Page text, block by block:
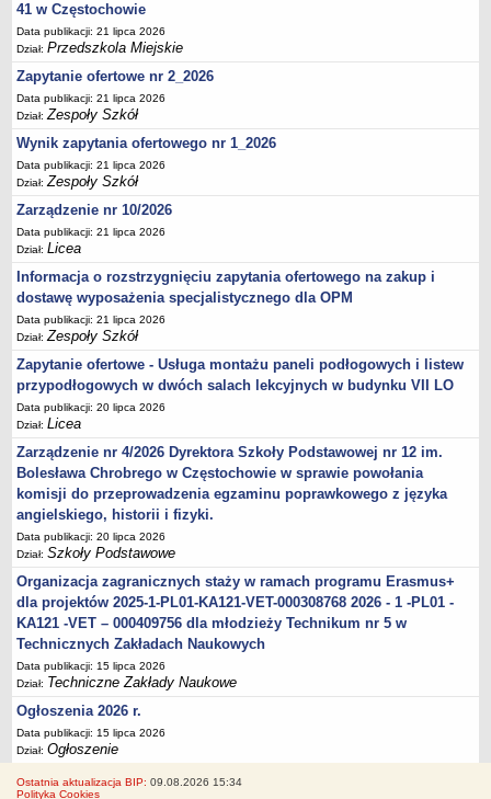
41 w Częstochowie
Data publikacji: 21 lipca 2026
Dział:Przedszkola Miejskie
Zapytanie ofertowe nr 2_2026
Data publikacji: 21 lipca 2026
Dział:Zespoły Szkół
Wynik zapytania ofertowego nr 1_2026
Data publikacji: 21 lipca 2026
Dział:Zespoły Szkół
Zarządzenie nr 10/2026
Data publikacji: 21 lipca 2026
Dział:Licea
Informacja o rozstrzygnięciu zapytania ofertowego na zakup i
dostawę wyposażenia specjalistycznego dla OPM
Data publikacji: 21 lipca 2026
Dział:Zespoły Szkół
Zapytanie ofertowe - Usługa montażu paneli podłogowych i listew
przypodłogowych w dwóch salach lekcyjnych w budynku VII LO
Data publikacji: 20 lipca 2026
Dział:Licea
Zarządzenie nr 4/2026 Dyrektora Szkoły Podstawowej nr 12 im.
Bolesława Chrobrego w Częstochowie w sprawie powołania
komisji do przeprowadzenia egzaminu poprawkowego z języka
angielskiego, historii i fizyki.
Data publikacji: 20 lipca 2026
Dział:Szkoły Podstawowe
Organizacja zagranicznych staży w ramach programu Erasmus+
dla projektów 2025-1-PL01-KA121-VET-000308768 2026 - 1 -PL01 -
KA121 -VET – 000409756 dla młodzieży Technikum nr 5 w
Technicznych Zakładach Naukowych
Data publikacji: 15 lipca 2026
Dział: Techniczne Zakłady Naukowe
Ogłoszenia 2026 r.
Data publikacji: 15 lipca 2026
Dział:Ogłoszenie
Ostatnia aktualizacja BIP: 09.08.2026 15:34
Polityka Cookies